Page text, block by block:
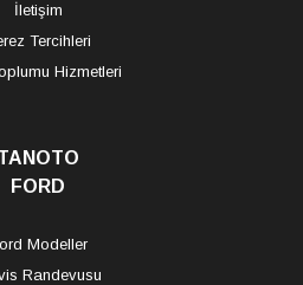
İletişim
Tercihleri
Hizmetleri
FORD
Modeller
Randevusu